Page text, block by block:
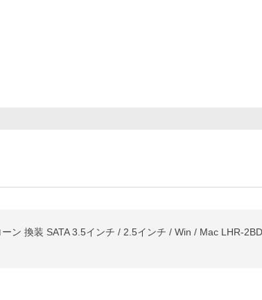
ン 換装 SATA 3.5インチ / 2.5インチ / Win / Mac LHR-